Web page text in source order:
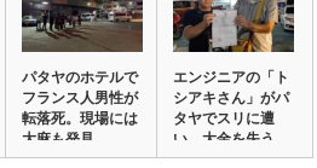
パタヤのホテルで
フランス人男性が
転落死。現場には
大麻も発見。
エンジニアの「ト
シアキさん」がパ
タヤでスリに遭
い、大金を失う。
犯…